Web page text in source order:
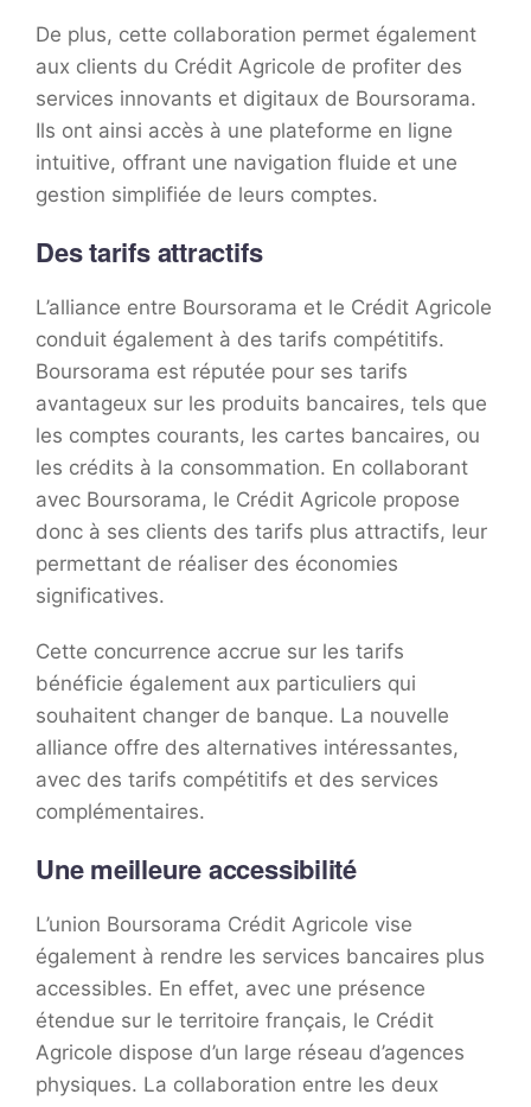
De plus, cette collaboration permet également
aux clients du Crédit Agricole de profiter des
services innovants et digitaux de Boursorama.
Ils ont ainsi accès à une plateforme en ligne
intuitive, offrant une navigation fluide et une
gestion simplifiée de leurs comptes.
Des tarifs attractifs
L’alliance entre Boursorama et le Crédit Agricole
conduit également à des tarifs compétitifs.
Boursorama est réputée pour ses tarifs
avantageux sur les produits bancaires, tels que
les comptes courants, les cartes bancaires, ou
les crédits à la consommation. En collaborant
avec Boursorama, le Crédit Agricole propose
donc à ses clients des tarifs plus attractifs, leur
permettant de réaliser des économies
significatives.
Cette concurrence accrue sur les tarifs
bénéficie également aux particuliers qui
souhaitent changer de banque. La nouvelle
alliance offre des alternatives intéressantes,
avec des tarifs compétitifs et des services
complémentaires.
Une meilleure accessibilité
L’union Boursorama Crédit Agricole vise
également à rendre les services bancaires plus
accessibles. En effet, avec une présence
étendue sur le territoire français, le Crédit
Agricole dispose d’un large réseau d’agences
physiques. La collaboration entre les deux